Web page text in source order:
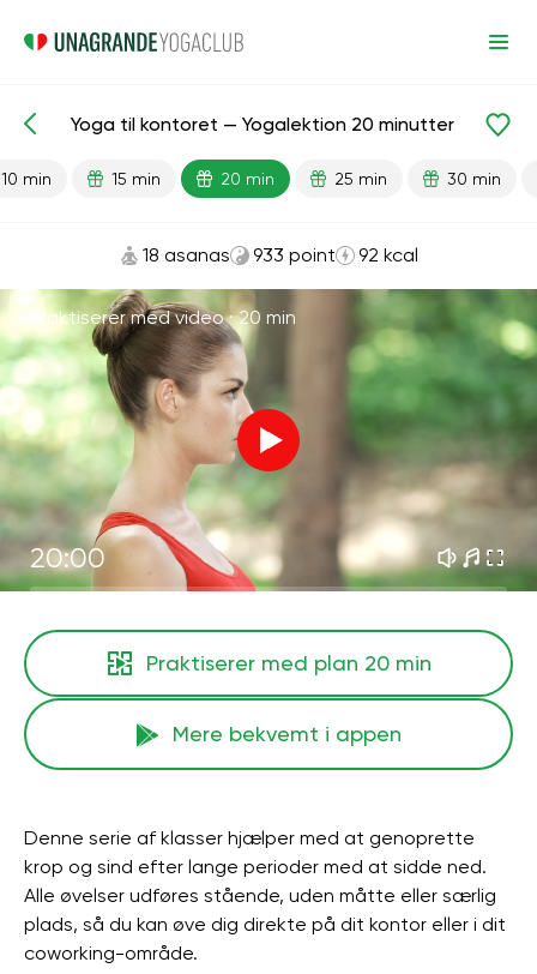
Færdiglavede lektioner Lempelse
Yoga til kontoret — Yogalektion 20 minutter
10 min 15 min 20 min 25 min 30 min
18 asanas 933 point 92 kcal
Praktiserer med video ·20 min
20:00
Praktiserer med plan 20 min
Mere bekvemt i appen
Denne serie af klasser hjælper med at genoprette
krop og sind efter lange perioder med at sidde ned.
Alle øvelser udføres stående, uden måtte eller særlig
plads, så du kan øve dig direkte på dit kontor eller i dit
coworking-område.